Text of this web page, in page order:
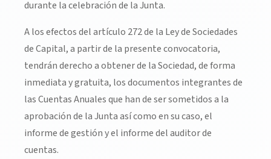
durante la celebración de la Junta.
A los efectos del artículo 272 de la Ley de Sociedades
de Capital, a partir de la presente convocatoria,
tendrán derecho a obtener de la Sociedad, de forma
inmediata y gratuita, los documentos integrantes de
las Cuentas Anuales que han de ser sometidos a la
aprobación de la Junta así como en su caso, el
informe de gestión y el informe del auditor de
cuentas.